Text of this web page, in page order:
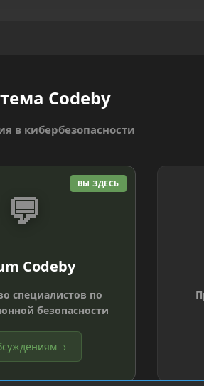
Codeby
в кибербезопасности
ВЫ ЗДЕСЬ
💬
Codeby
специалистов по
безопасности
→